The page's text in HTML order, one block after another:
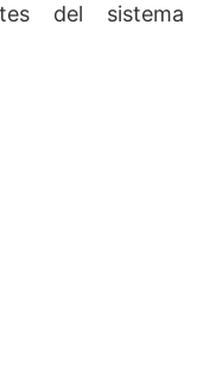
del sistema